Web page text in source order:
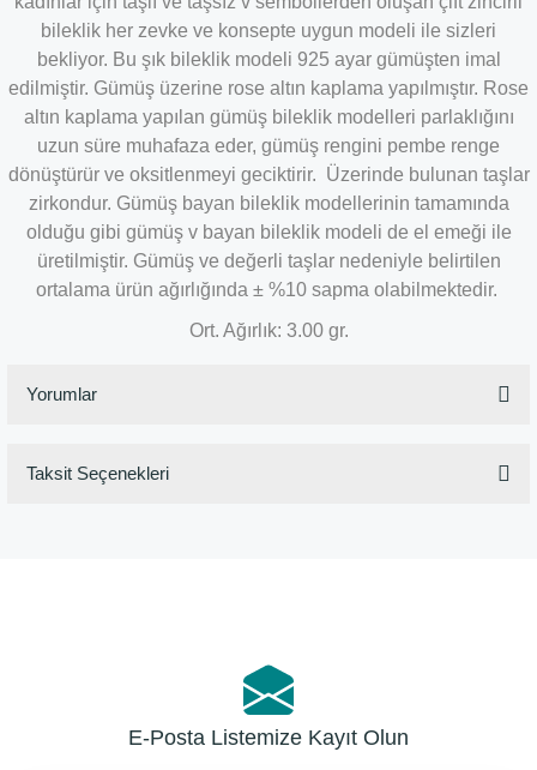
bileklik her zevke ve konsepte uygun modeli ile sizleri
bekliyor. Bu şık bileklik modeli 925 ayar gümüşten imal
edilmiştir. Gümüş üzerine rose altın kaplama yapılmıştır. Rose
altın kaplama yapılan gümüş bileklik modelleri parlaklığını
uzun süre muhafaza eder, gümüş rengini pembe renge
dönüştürür ve oksitlenmeyi geciktirir. Üzerinde bulunan taşlar
zirkondur. Gümüş bayan bileklik modellerinin tamamında
olduğu gibi gümüş v bayan bileklik modeli de el emeği ile
üretilmiştir. Gümüş ve değerli taşlar nedeniyle belirtilen
ortalama ürün ağırlığında ± %10 sapma olabilmektedir.
Ort. Ağırlık: 3.00 gr.
Yorumlar
Taksit Seçenekleri
E-Posta Listemize Kayıt Olun